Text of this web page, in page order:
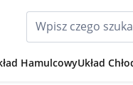
HamulcowyUkład